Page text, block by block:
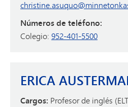
Números de teléfono:
Colegio: 952-401-5500
ERICA
Cargos: Profesor de inglés